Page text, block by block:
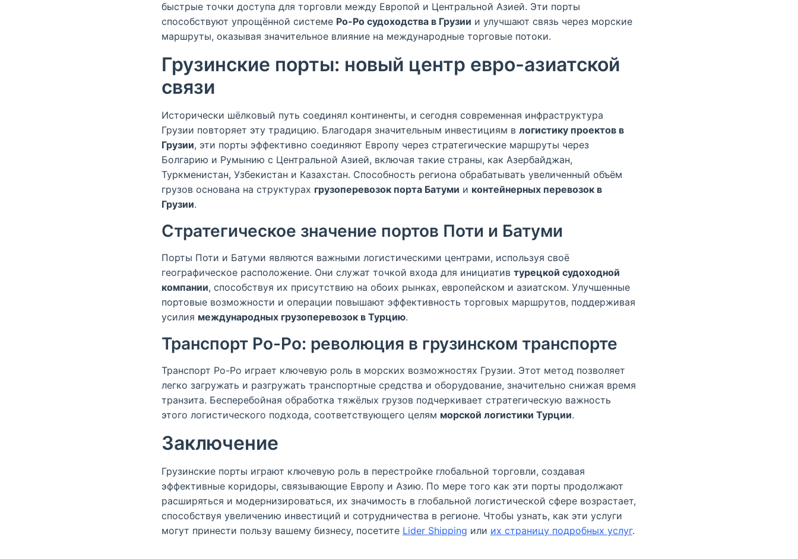
быстрые точки доступа для торговли между Европой и Центральной Азией. Эти порты
способствуют упрощённой системе Ро-Ро судоходства в Грузии и улучшают связь через морские
маршруты, оказывая значительное влияние на международные торговые потоки.
Грузинские порты: новый центр евро-азиатской
связи
Исторически шёлковый путь соединял континенты, и сегодня современная инфраструктура
Грузии повторяет эту традицию. Благодаря значительным инвестициям в логистику проектов в
Грузии, эти порты эффективно соединяют Европу через стратегические маршруты через
Болгарию и Румынию с Центральной Азией, включая такие страны, как Азербайджан,
Туркменистан, Узбекистан и Казахстан. Способность региона обрабатывать увеличенный объём
грузов основана на структурах грузоперевозок порта Батуми и контейнерных перевозок в
Грузии.
Стратегическое значение портов Поти и Батуми
Порты Поти и Батуми являются важными логистическими центрами, используя своё
географическое расположение. Они служат точкой входа для инициатив турецкой судоходной
компании, способствуя их присутствию на обоих рынках, европейском и азиатском. Улучшенные
портовые возможности и операции повышают эффективность торговых маршрутов, поддерживая
усилия международных грузоперевозок в Турцию.
Транспорт Ро-Ро: революция в грузинском транспорте
Транспорт Ро-Ро играет ключевую роль в морских возможностях Грузии. Этот метод позволяет
легко загружать и разгружать транспортные средства и оборудование, значительно снижая время
транзита. Бесперебойная обработка тяжёлых грузов подчеркивает стратегическую важность
этого логистического подхода, соответствующего целям морской логистики Турции.
Заключение
Грузинские порты играют ключевую роль в перестройке глобальной торговли, создавая
эффективные коридоры, связывающие Европу и Азию. По мере того как эти порты продолжают
расширяться и модернизироваться, их значимость в глобальной логистической сфере возрастает,
способствуя увеличению инвестиций и сотрудничества в регионе. Чтобы узнать, как эти услуги
могут принести пользу вашему бизнесу, посетите Lider Shipping или их страницу подробных услуг.